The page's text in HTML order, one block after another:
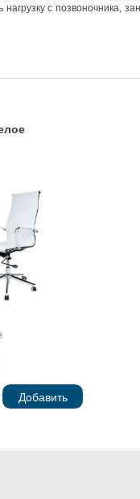
с позвоночника,
Добавить